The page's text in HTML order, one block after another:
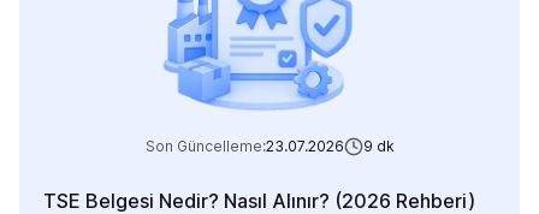
Son Güncelleme:23.07.2026 9 dk
TSE Belgesi Nedir? Nasıl Alınır? (2026 Rehberi)